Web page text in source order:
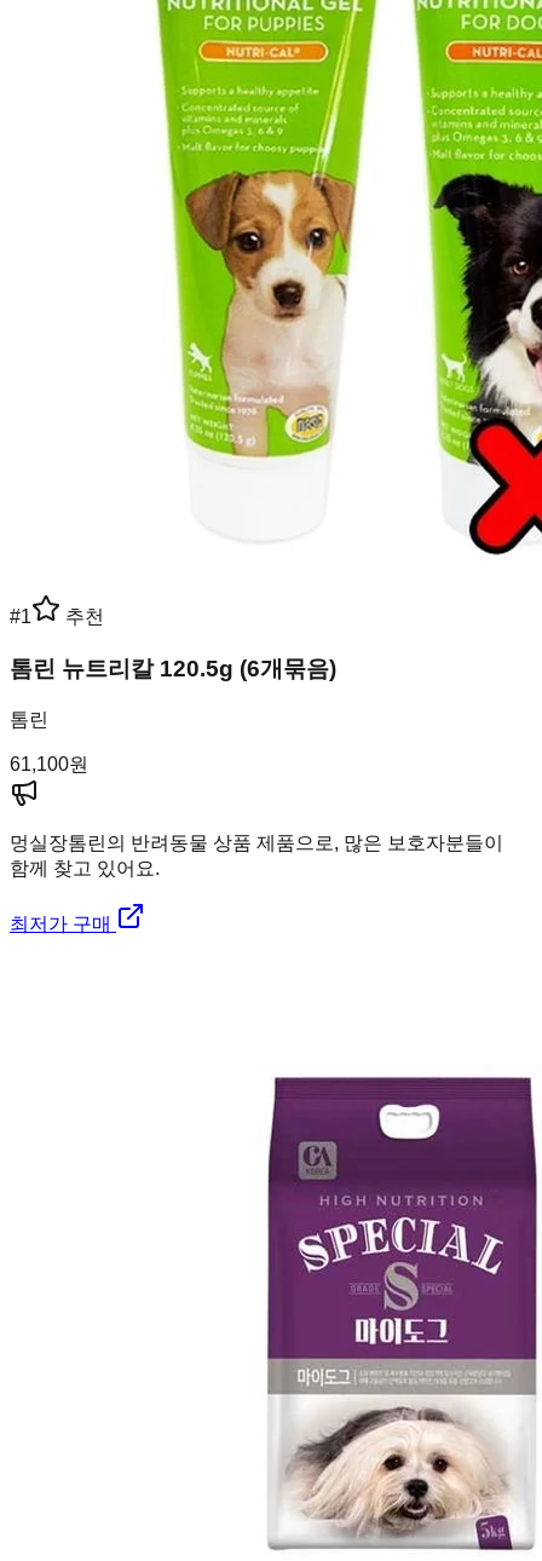
#1 추천
톰린 뉴트리칼 120.5g (6개묶음)
톰린
61,100원
멍실장톰린의 반려동물 상품 제품으로, 많은 보호자분들이
함께 찾고 있어요.
최저가 구매